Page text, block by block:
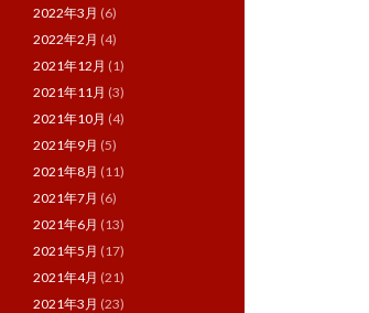
2022年3月 (6)
2022年2月 (4)
2021年12月 (1)
2021年11月 (3)
2021年10月 (4)
2021年9月 (5)
2021年8月 (11)
2021年7月 (6)
2021年6月 (13)
2021年5月 (17)
2021年4月 (21)
2021年3月 (23)